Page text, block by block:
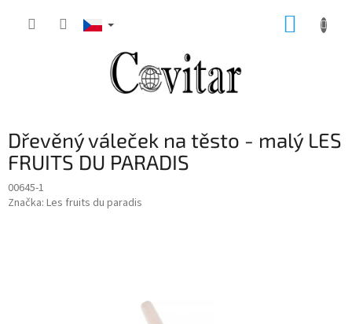
Dřevěný váleček na těsto - malý LES
FRUITS DU PARADIS
00645-1
Značka: Les fruits du paradis